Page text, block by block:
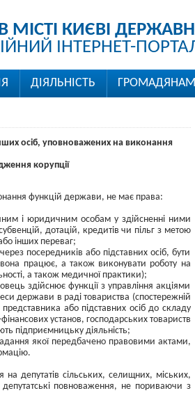
КИЄВІ
ІНТЕРНЕТ-
ДІЯЛЬНІСТЬ ГРОМАДЯНАМ
осіб, уповноважених на виконання
корупції
функцій держави, не має права:
і юридичним особам у здійсненні ними
дотацій, кредитів чи пільг з метою
інших переваг;
посередників або підставних осіб, бути
працює, а також виконувати роботу на
а також медичної практики);
здійснює функції з управління акціями
держави в раді товариства (спостережній
представника або підставних осіб до складу
установ, господарських товариств
підприємницьку діяльність;
якої передбачено правовими актами,
депутатів сільських, селищних, міських,
повноваження, не пориваючи з